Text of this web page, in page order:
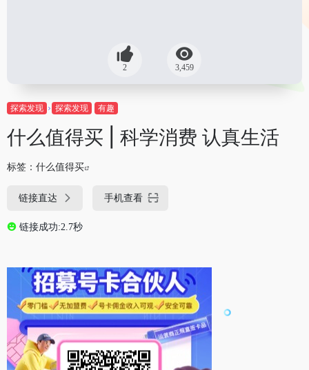
2 3,459
探索发现 探索发现 有趣
什么值得买 | 科学消费 认真生活
标签： 什么值得买
链接直达 手机查看
链接成功:2.7秒